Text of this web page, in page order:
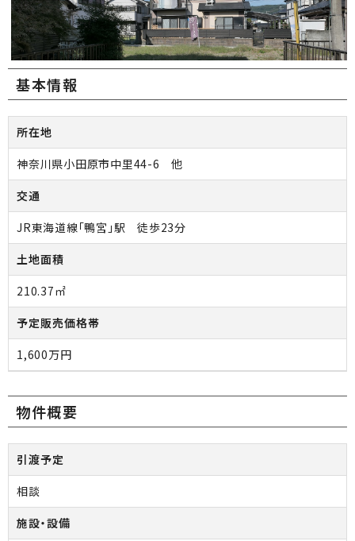
基本情報
所在地
神奈川県小田原市中里44-6 他
交通
JR東海道線「鴨宮」駅 徒歩23分
土地面積
210.37㎡
予定販売価格帯
1,600万円
物件概要
引渡予定
相談
施設・設備